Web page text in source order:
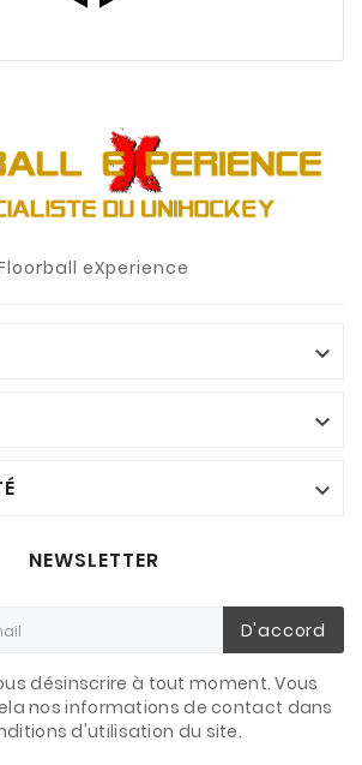
eXperience



NEWSLETTER
D'accord
désinscrire à tout moment. Vous
nos informations de contact dans
d'utilisation du site.